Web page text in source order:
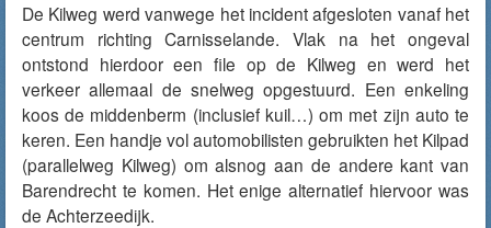
De Kilweg werd vanwege het incident afgesloten vanaf het
centrum richting Carnisselande. Vlak na het ongeval
ontstond hierdoor een file op de Kilweg en werd het
verkeer allemaal de snelweg opgestuurd. Een enkeling
koos de middenberm (inclusief kuil…) om met zijn auto te
keren. Een handje vol automobilisten gebruikten het Kilpad
(parallelweg Kilweg) om alsnog aan de andere kant van
Barendrecht te komen. Het enige alternatief hiervoor was
de Achterzeedijk.